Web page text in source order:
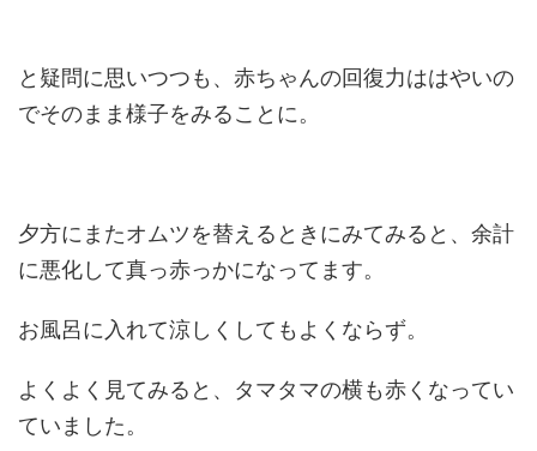
と疑問に思いつつも、赤ちゃんの回復力ははやいの
でそのまま様子をみることに。
夕方にまたオムツを替えるときにみてみると、余計
に悪化して真っ赤っかになってます。
お風呂に入れて涼しくしてもよくならず。
よくよく見てみると、タマタマの横も赤くなってい
ていました。